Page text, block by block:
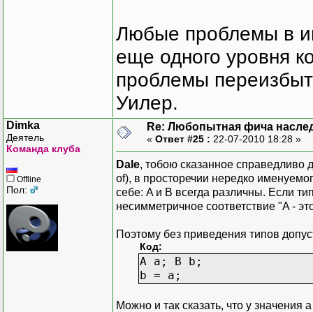
Любые проблемы в
еще одного уровня
проблемы
Уилер.
Dimka
Деятель
Команда клуба
Offline
Пол:
Re: Любопытная фича
« Ответ #25 : 22-07-2010 18:28 »
Dale, тобою сказанное
of), в просторечии нередко
себе: A и B всегда различны. Если
несимметричное соответствие "A -
Поэтому без приведения типов
Код:
A a; B b;
b = a;
Можно и так сказать, что у